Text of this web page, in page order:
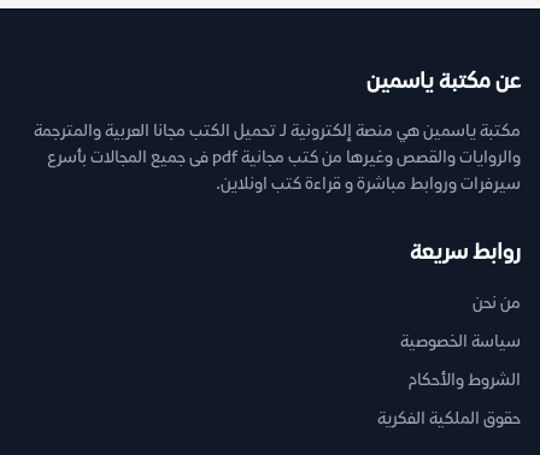
عن مكتبة ياسمين
مكتبة ياسمين هي منصة إلكترونية لـ تحميل الكتب مجانا العربية والمترجمة
والروايات والقصص وغيرها من كتب مجانية pdf فى جميع المجالات بأسرع
سيرفرات وروابط مباشرة و قراءة كتب اونلاين.
روابط سريعة
من نحن
سياسة الخصوصية
الشروط والأحكام
حقوق الملكية الفكرية